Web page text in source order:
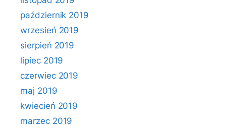
październik 2019
wrzesień 2019
sierpień 2019
lipiec 2019
czerwiec 2019
maj 2019
kwiecień 2019
marzec 2019